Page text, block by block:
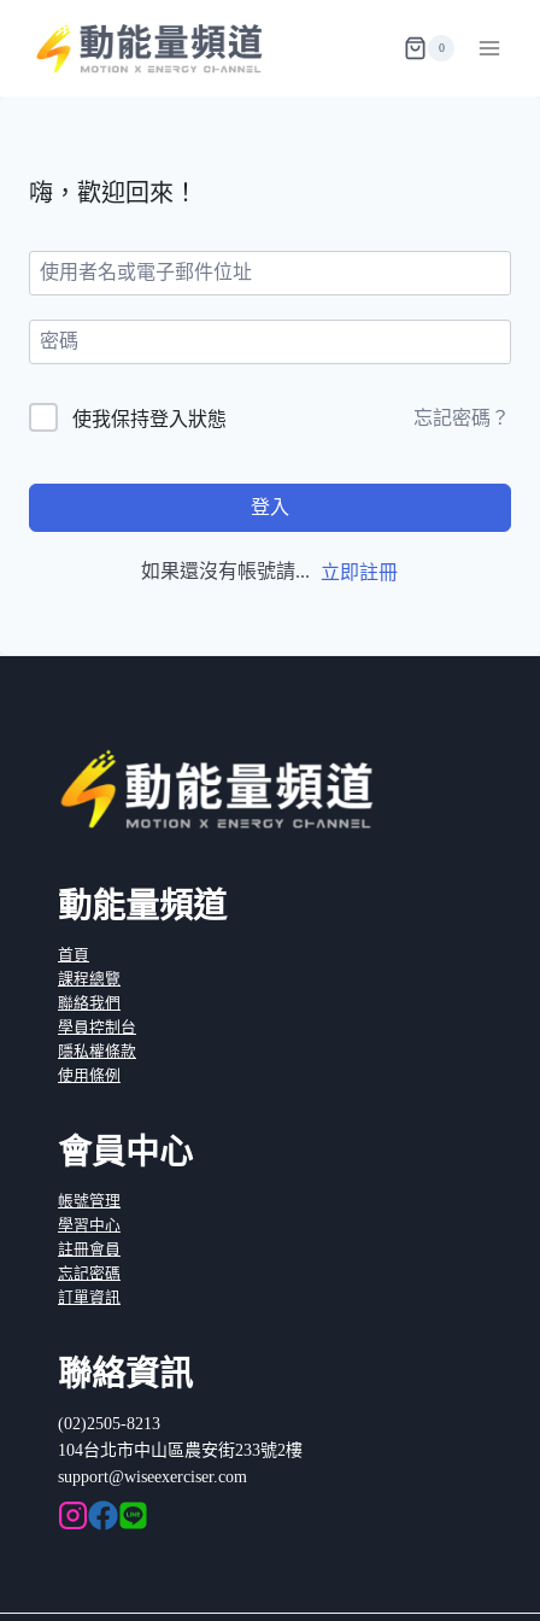
content
0
嗨，歡迎回來！
使我保持登入狀態 忘記密碼？
登入
如果還沒有帳號請... 立即註冊
動能量頻道
首頁
課程總覽
聯絡我們
學員控制台
隱私權條款
使用條例
會員中心
帳號管理
學習中心
註冊會員
忘記密碼
訂單資訊
聯絡資訊
(02)2505-8213
104台北市中山區農安街233號2樓
support@wiseexerciser.com